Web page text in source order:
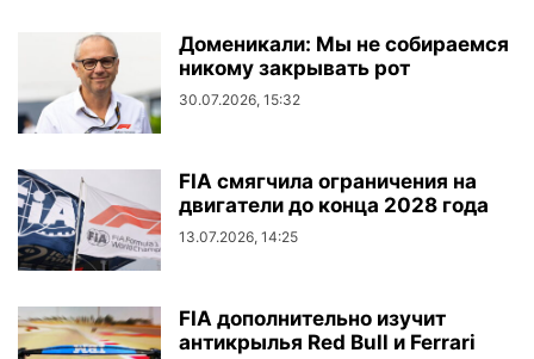
Доменикали: Мы не собираемся
никому закрывать рот
30.07.2026, 15:32
FIA смягчила ограничения на
двигатели до конца 2028 года
13.07.2026, 14:25
FIA дополнительно изучит
антикрылья Red Bull и Ferrari